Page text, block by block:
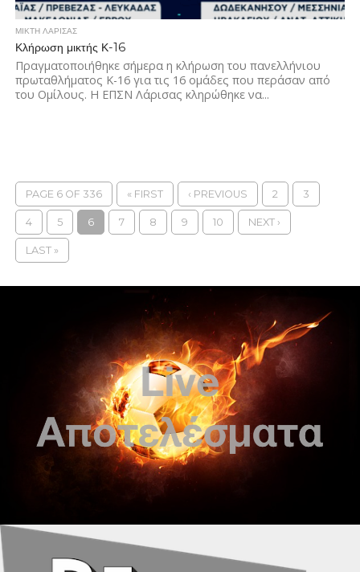
ΜΙΚΤΗ ΛΑΡΙΣΑΣ
Κλήρωση μικτής Κ-16
Πραγματοποιήθηκε σήμερα η κλήρωση του πανελλήνιου
πρωταθλήματος Κ-16 για τις 16 ομάδες που περάσαν από
του Ομίλους. Η ΕΠΣΝ Λάρισας κληρώθηκε να...
PAGE 6 OF 336 « FIRST ‹ PREVIOUS 2 3
4 5 6 7 8 9 10 NEXT ›
LAST »